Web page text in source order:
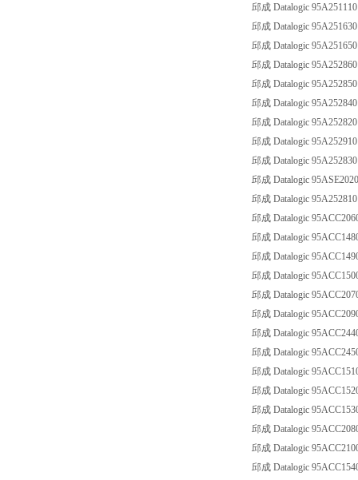
邱成 Datalogic
邱成 Datalogic
邱成 Datalogic
邱成 Datalogic
邱成 Datalogic
邱成 Datalogic
邱成 Datalogic
邱成 Datalogic
邱成 Datalogic
邱成 Datalogic
邱成 Datalogic
邱成 Datalogic
邱成 Datalogic
邱成 Datalogic
邱成 Datalogic
邱成 Datalogic
邱成 Datalogic
邱成 Datalogic
邱成 Datalogic
邱成 Datalogic
邱成 Datalogic
邱成 Datalogic
邱成 Datalogic
邱成 Datalogic
邱成 Datalogic